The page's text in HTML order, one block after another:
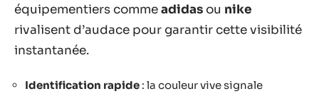
équipementiers commeadidas ou nike
rivalisent d’audace pour garantir cette visibilité
instantanée.
Identification rapide : la couleur vive signale